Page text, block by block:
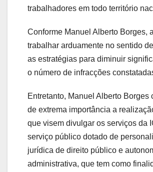
trabalhadores em todo território
Conforme Manuel Alberto Borges,
trabalhar arduamente no sentido
as estratégias para diminuir
o número de infracções
Entretanto, Manuel Alberto Borges
de extrema importância a
que visem divulgar os serviços da
serviço público dotado de
jurídica de direito público e
administrativa, que tem como